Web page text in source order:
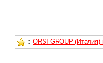
:: ORSI GROUP (Италия)